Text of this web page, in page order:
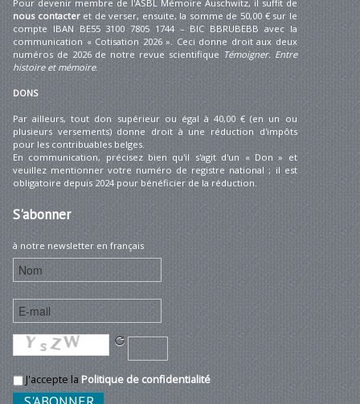
Pour devenir membre de l'ASBL Mémoire Auschwitz, il suffit de
nous contacteret de verser, ensuite, la somme de 50,00 € sur le
compte IBAN BE55 3100 7805 1744 – BIC BBRUBEBB avec la
communication « Cotisation 2026 ». Ceci donne droit aux deux
numéros de 2026 de notre revue scientifique Témoigner. Entre
histoire et mémoire.
DONS
Par ailleurs, tout don supérieur ou égal à 40,00 € (en un ou
plusieurs versements) donne droit à une réduction d'impôts
pour les contribuables belges.
En communication, précisez bien qu'il s'agit d'un « Don » et
veuillez mentionner votre numéro de registre national ; il est
obligatoire depuis 2024 pour bénéficier de la réduction.
S'abonner
à notre newsletter en français
J'accepte la Politique de confidentialité